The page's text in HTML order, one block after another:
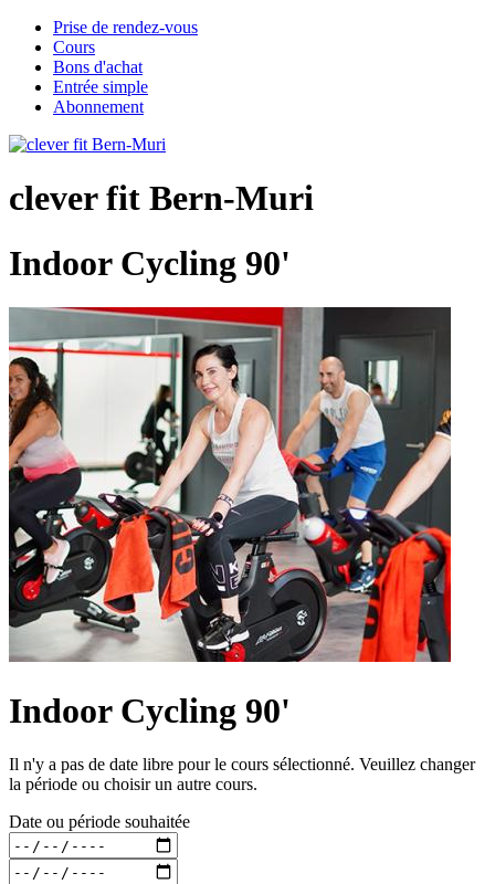
Prise de rendez-vous
Cours
Bons d'achat
Entrée simple
Abonnement
clever fit Bern-Muri
Indoor Cycling 90'
Indoor Cycling 90'
Il n'y a pas de date libre pour le cours sélectionné. Veuillez changer
la période ou choisir un autre cours.
Date ou période souhaitée